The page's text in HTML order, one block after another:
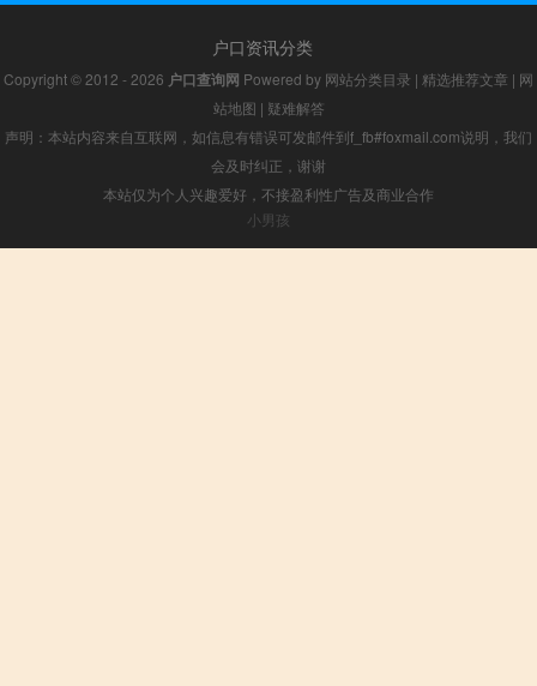
户口资讯分类
Copyright © 2012 - 2026 户口查询网 Powered by 网站分类目录 | 精选推荐文章 | 网
站地图 | 疑难解答
声明：本站内容来自互联网，如信息有错误可发邮件到f_fb#foxmail.com说明，我们
会及时纠正，谢谢
本站仅为个人兴趣爱好，不接盈利性广告及商业合作
小男孩